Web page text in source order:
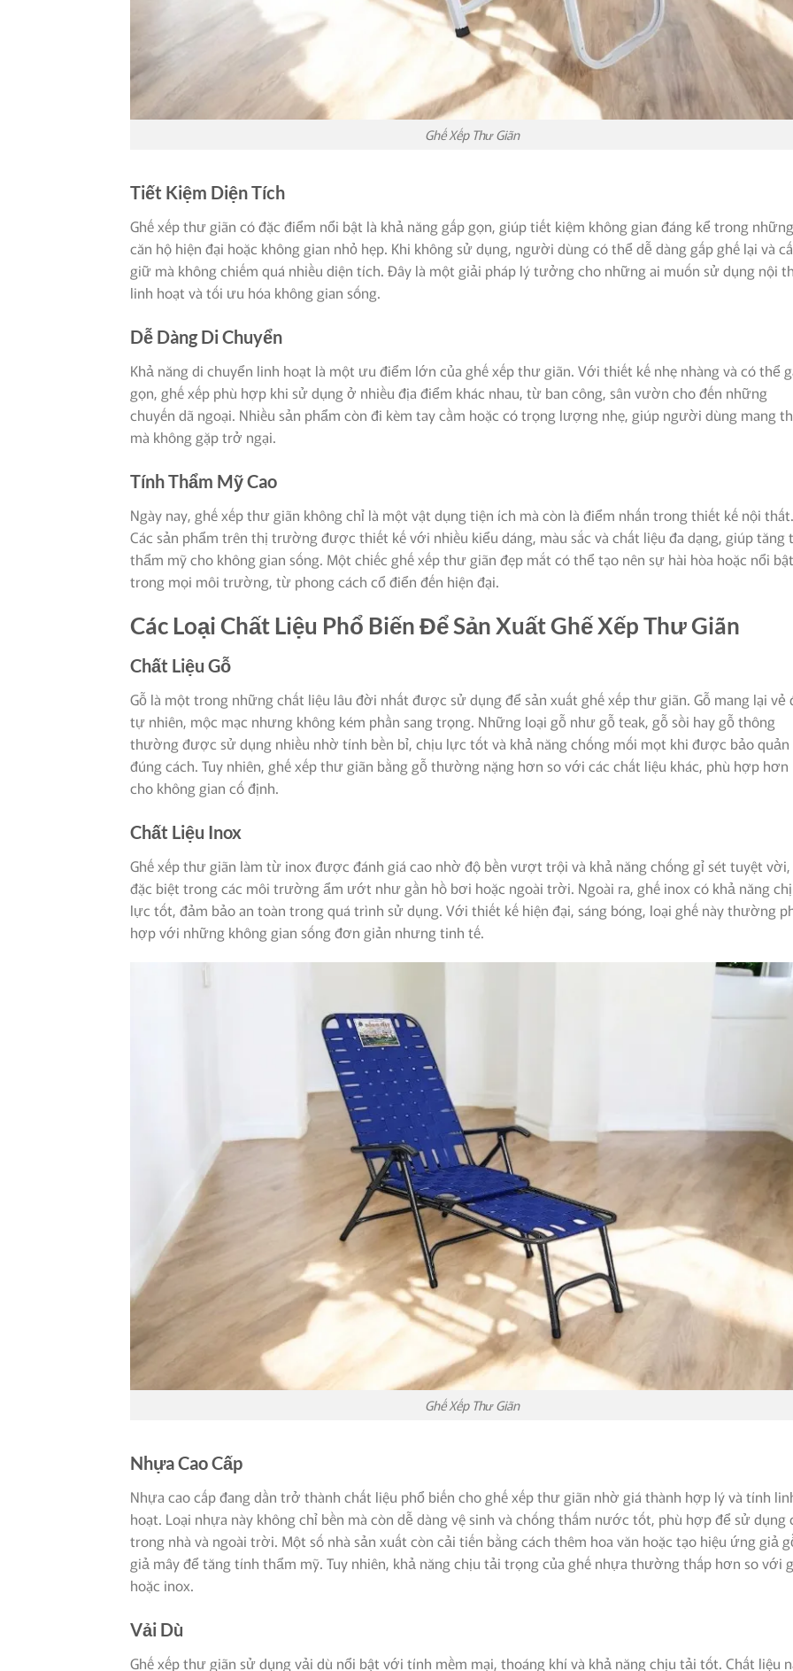
Ghế Xếp Thư Giãn
Tiết Kiệm Diện Tích
Ghế xếp thư giãn có đặc điểm nổi bật là khả năng gấp gọn, giúp tiết kiệm không gian đáng kể trong những
căn hộ hiện đại hoặc không gian nhỏ hẹp. Khi không sử dụng, người dùng có thể dễ dàng gấp ghế lại và
giữ mà không chiếm quá nhiều diện tích. Đây là một giải pháp lý tưởng cho những ai muốn sử dụng nội
linh hoạt và tối ưu hóa không gian sống.
Dễ Dàng Di Chuyển
Khả năng di chuyển linh hoạt là một ưu điểm lớn của ghế xếp thư giãn. Với thiết kế nhẹ nhàng và có thể
gọn, ghế xếp phù hợp khi sử dụng ở nhiều địa điểm khác nhau, từ ban công, sân vườn cho đến những
chuyến dã ngoại. Nhiều sản phẩm còn đi kèm tay cầm hoặc có trọng lượng nhẹ, giúp người dùng mang
mà không gặp trở ngại.
Tính Thẩm Mỹ Cao
Ngày nay, ghế xếp thư giãn không chỉ là một vật dụng tiện ích mà còn là điểm nhấn trong thiết kế nội thất.
Các sản phẩm trên thị trường được thiết kế với nhiều kiểu dáng, màu sắc và chất liệu đa dạng, giúp tăng
thẩm mỹ cho không gian sống. Một chiếc ghế xếp thư giãn đẹp mắt có thể tạo nên sự hài hòa hoặc nổi bật
trong mọi môi trường, từ phong cách cổ điển đến hiện đại.
Các Loại Chất Liệu Phổ Biến Để Sản Xuất Ghế Xếp Thư Giãn
Chất Liệu Gỗ
Gỗ là một trong những chất liệu lâu đời nhất được sử dụng để sản xuất ghế xếp thư giãn. Gỗ mang lại vẻ
tự nhiên, mộc mạc nhưng không kém phần sang trọng. Những loại gỗ như gỗ teak, gỗ sồi hay gỗ thông
thường được sử dụng nhiều nhờ tính bền bỉ, chịu lực tốt và khả năng chống mối mọt khi được bảo quản
đúng cách. Tuy nhiên, ghế xếp thư giãn bằng gỗ thường nặng hơn so với các chất liệu khác, phù hợp hơn
cho không gian cố định.
Chất Liệu Inox
Ghế xếp thư giãn làm từ inox được đánh giá cao nhờ độ bền vượt trội và khả năng chống gỉ sét tuyệt vời,
đặc biệt trong các môi trường ẩm ướt như gần hồ bơi hoặc ngoài trời. Ngoài ra, ghế inox có khả năng
lực tốt, đảm bảo an toàn trong quá trình sử dụng. Với thiết kế hiện đại, sáng bóng, loại ghế này thường
hợp với những không gian sống đơn giản nhưng tinh tế.
Ghế Xếp Thư Giãn
Nhựa Cao Cấp
Nhựa cao cấp đang dần trở thành chất liệu phổ biến cho ghế xếp thư giãn nhờ giá thành hợp lý và tính
hoạt. Loại nhựa này không chỉ bền mà còn dễ dàng vệ sinh và chống thấm nước tốt, phù hợp để sử dụng
trong nhà và ngoài trời. Một số nhà sản xuất còn cải tiến bằng cách thêm hoa văn hoặc tạo hiệu ứng giả
giả mây để tăng tính thẩm mỹ. Tuy nhiên, khả năng chịu tải trọng của ghế nhựa thường thấp hơn so với
hoặc inox.
Vải Dù
Ghế xếp thư giãn sử dụng vải dù nổi bật với tính mềm mại, thoáng khí và khả năng chịu tải tốt. Chất liệu